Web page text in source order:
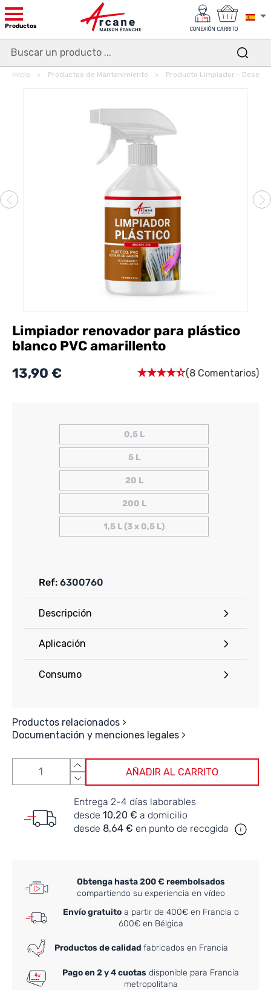
Productos CONEXIÓN CARRITO
Inicio Productos de Mantenimiento Producto Limpiador -
Limpiador renovador para plástico
blanco PVC amarillento
13,90 €
(8 Comentarios)
Ref: 6300760
Descripción
Aplicación
Consumo
Productos relacionados
Documentación y menciones legales
0,5 L
5 L
20 L
200 L
1,5 L (3 x 0,5 L)
AÑADIR AL CARRITO
Entrega 2-4 días laborables
desde 10,20 € a domicilio
desde 8,64 € en punto de recogida
Obtenga hasta 200 € reembolsados
compartiendo su experiencia en vídeo
Envío gratuitoa partir de 400€ en Francia o
600€ en Bélgica
Productos de calidad fabricados en Francia
Pago en 2 y 4 cuotas disponible para Francia
metropolitana